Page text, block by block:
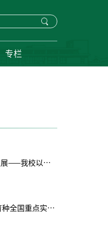
专栏
深学细悟铸根基 实干笃行促发展——我校以正确政绩观引领“十五五”开局新征程
聚力聚智 共商共谋 草食家畜育种全国重点实验室（筹）学术委员会会议召开